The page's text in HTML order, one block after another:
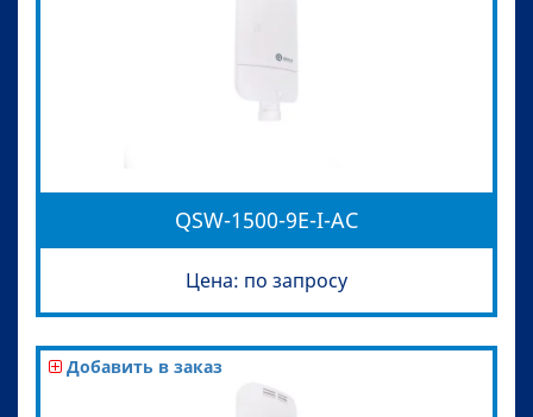
QSW-1500-9E-I-AC
Цена: по запросу
Добавить в заказ